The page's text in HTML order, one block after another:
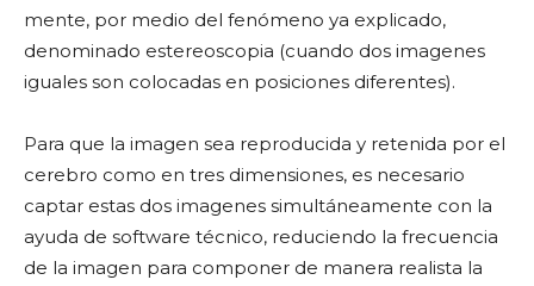
mente, por medio del fenómeno ya explicado,
denominado estereoscopia (cuando dos imagenes
iguales son colocadas en posiciones diferentes).
Para que la imagen sea reproducida y retenida por el
cerebro como en tres dimensiones, es necesario
captar estas dos imagenes simultáneamente con la
ayuda de software técnico, reduciendo la frecuencia
de la imagen para componer de manera realista la